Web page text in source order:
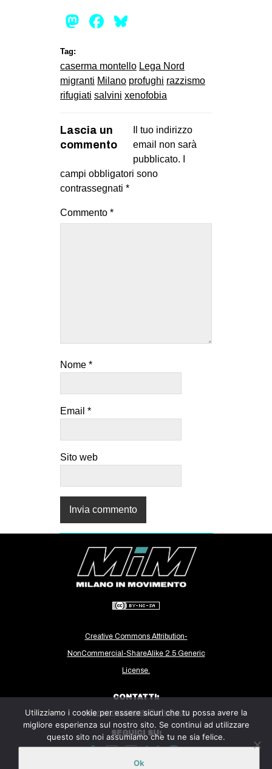
Mastodon
Facebook
Tag:
caserma montello Lega Nord
migranti Milano profughi razzismo
rifugiati salvini xenofobia
Lascia un
commento
Il tuo indirizzo
email non sarà
pubblicato.
campi obbligatori sono
contrassegnati *
Commento *
Nome *
Email *
Sito web
Creative Commons Attribution-
NonCommercial-ShareAlike 2.5 Generic
License.
CONTATTI:
milanoinmovimento@gmail.com
SEGUICI SU:
Utilizziamo i cookie per essere sicuri che tu possa avere la
migliore esperienza sul nostro sito. Se continui ad utilizzare
questo sito noi assumiamo che tu ne sia felice.
Ok